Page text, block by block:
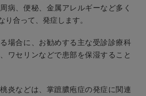
病、便秘、金属アレルギーなど多く
り合って、発症します。
場合に、お勧めする主な受診診療科
ワセリンなどで患部を保湿すること
炎などは、掌蹠膿疱症の発症に関連